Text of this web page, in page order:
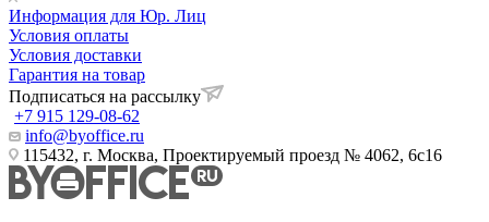
Информация для Юр. Лиц
Условия оплаты
Условия доставки
Гарантия на товар
Подписаться на рассылку
+7 915 129-08-62
info@byoffice.ru
115432, г. Москва, Проектируемый проезд № 4062, 6с16